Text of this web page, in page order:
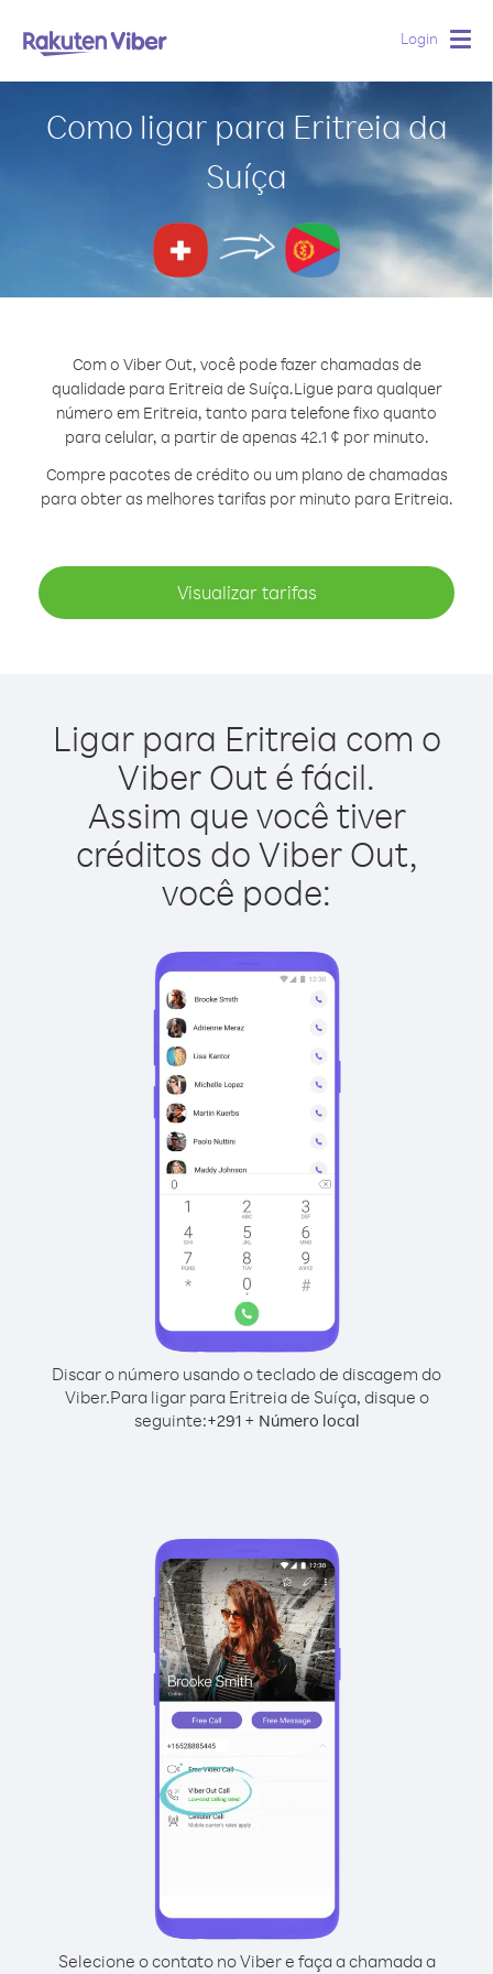
Login
Como ligar para Eritreia da
Suíça
Com o Viber Out, você pode fazer chamadas de
qualidade para Eritreia de Suíça.Ligue para qualquer
número em Eritreia, tanto para telefone fixo quanto
para celular, a partir de apenas 42.1 ¢ por minuto.
Compre pacotes de crédito ou um plano de chamadas
para obter as melhores tarifas por minuto para Eritreia.
Visualizar tarifas
Ligar para Eritreia com o
Viber Out é fácil.
Assim que você tiver
créditos do Viber Out,
você pode:
Discar o número usando o teclado de discagem do
Viber.Para ligar para Eritreia de Suíça, disque o
seguinte:+291+ Número local
Selecione o contato no Viber e faça a chamada a